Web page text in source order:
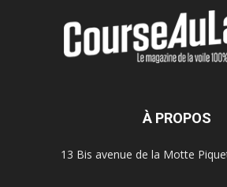
À PROPOS
13 Bis avenue de la Motte